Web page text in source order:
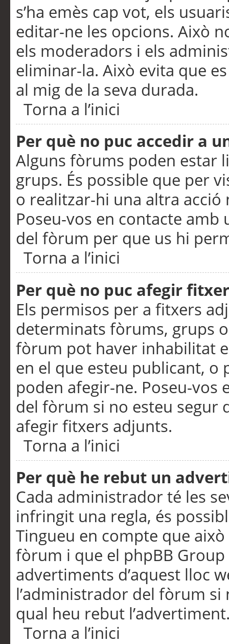
s’ha emès cap vot, els
editar-ne les opcions. Això
els moderadors i els
eliminar-la. Això evita que
al mig de la seva durada.
Torna a l’inici
Per què no puc accedir a
Alguns fòrums poden estar
grups. És possible que per
o realitzar-hi una altra acció
Poseu-vos en contacte
del fòrum per que us hi
Torna a l’inici
Per què no puc afegir
Els permisos per a fitxers
determinats fòrums, grups
fòrum pot haver inhabilitat
en el que esteu publicant,
poden afegir-ne. Poseu-vos
del fòrum si no esteu segur
afegir fitxers adjunts.
Torna a l’inici
Per què he rebut un
Cada administrador té les
infringit una regla, és
Tingueu en compte que
fòrum i que el phpBB
advertiments d’aquest lloc
l’administrador del fòrum
qual heu rebut
Torna a l’inici